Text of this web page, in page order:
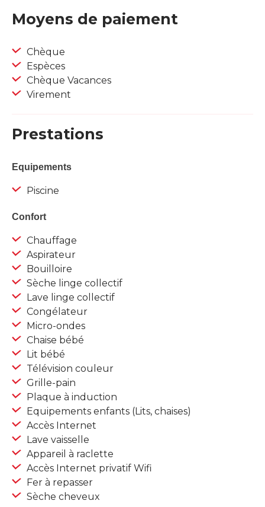
Moyens de paiement
Chèque
Espèces
Chèque Vacances
Virement
Prestations
Equipements
Piscine
Confort
Chauffage
Aspirateur
Bouilloire
Sèche linge collectif
Lave linge collectif
Congélateur
Micro-ondes
Chaise bébé
Lit bébé
Télévision couleur
Grille-pain
Plaque à induction
Equipements enfants (Lits, chaises)
Accès Internet
Lave vaisselle
Appareil à raclette
Accès Internet privatif Wifi
Fer à repasser
Sèche cheveux